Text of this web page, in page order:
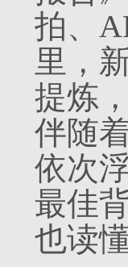
拍、
里，
提炼
伴随
依次
最佳
也读